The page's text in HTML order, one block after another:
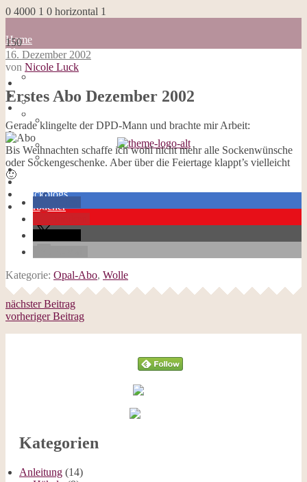
0 4000 1 0 horizontal 1
Home
Blog
about me
Impressum
Datenschutzerklärung
Galerie
Opal-Abos
Strickblogs
Hörbücher
150
Home
Blog
about me
100 Dinge
Impressum
Datenschutzerklärung
Cookies
Galerie
Strickblogs
Hörbücher
16. Dezember 2002
von Nicole Luck
Erstes Abo Dezember 2002
Gerade klingelte der DPD-Mann und brachte mir Arbeit:
Bis Weihnachten schaffe ich wohl nicht mehr alle Sockenwünsche
oder Sockengeschenke. Aber über die Feiertage klappt’s vielleicht
🙂
Kategorie: Opal-Abo, Wolle
nächster Beitrag
vorheriger Beitrag
Kategorien
Anleitung (14)